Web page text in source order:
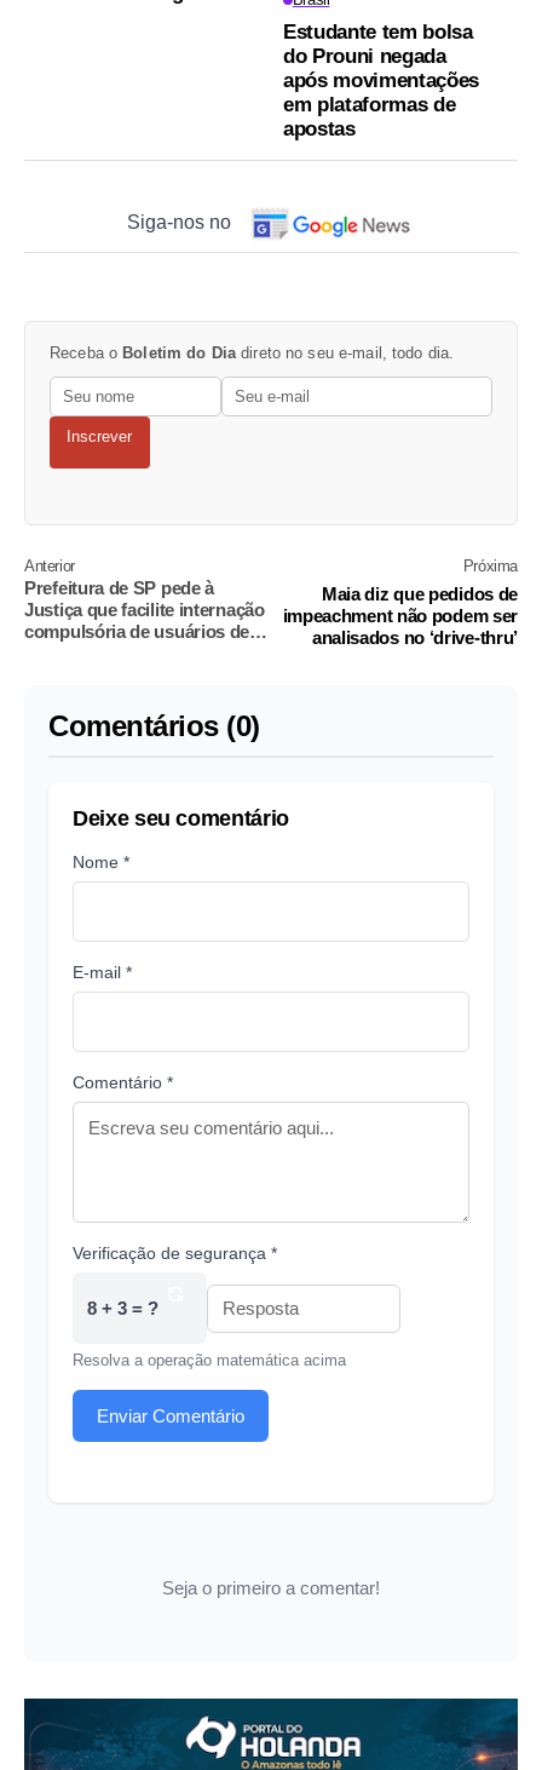
Estudante tem bolsa
do Prouni negada
após movimentações
em plataformas de
apostas
Siga-nos no
Receba o Boletim do Dia direto no seu e-mail, todo dia.
Inscrever
Anterior
Prefeitura de SP pede à
Justiça que facilite internação
compulsória de usuários de
Próxima
Maia diz que pedidos de
impeachment não podem ser
analisados no ‘drive-thru’
Comentários (0)
Deixe seu comentário
Nome *
E-mail *
Comentário *
Verificação de segurança *
8 + 3 = ?
Resolva a operação matemática acima
Enviar Comentário
Seja o primeiro a comentar!